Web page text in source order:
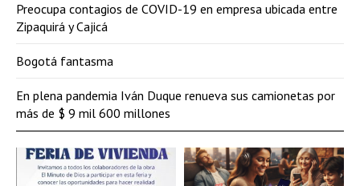
Preocupa contagios de COVID-19 en empresa ubicada entre
Zipaquirá y Cajicá
Bogotá fantasma
En plena pandemia Iván Duque renueva sus camionetas por
más de $ 9 mil 600 millones